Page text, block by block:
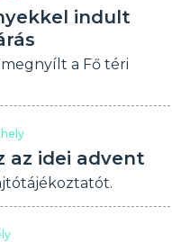
indult
a Fő téri
az idei advent